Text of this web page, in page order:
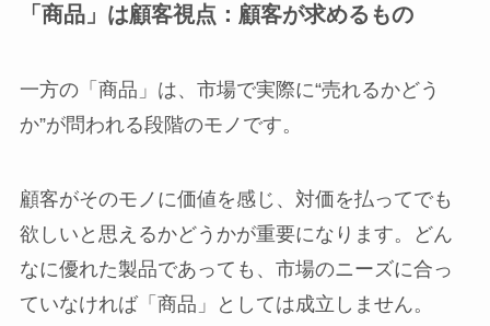
「商品」は顧客視点：顧客が求めるもの
一方の「商品」は、市場で実際に“売れるかどう
か”が問われる段階のモノです。
顧客がそのモノに価値を感じ、対価を払ってでも
欲しいと思えるかどうかが重要になります。どん
なに優れた製品であっても、市場のニーズに合っ
ていなければ「商品」としては成立しません。